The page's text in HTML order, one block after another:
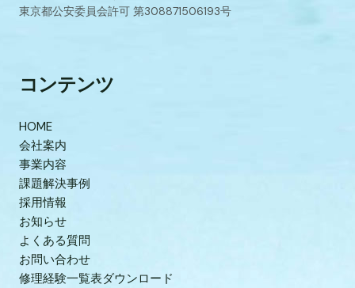
東京都公安委員会許可 第308871506193号
コンテンツ
HOME
会社案内
事業内容
課題解決事例
採用情報
お知らせ
よくある質問
お問い合わせ
修理経験一覧表ダウンロード